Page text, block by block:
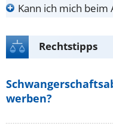
Kann ich mich beim
Rechtstipps
werben?